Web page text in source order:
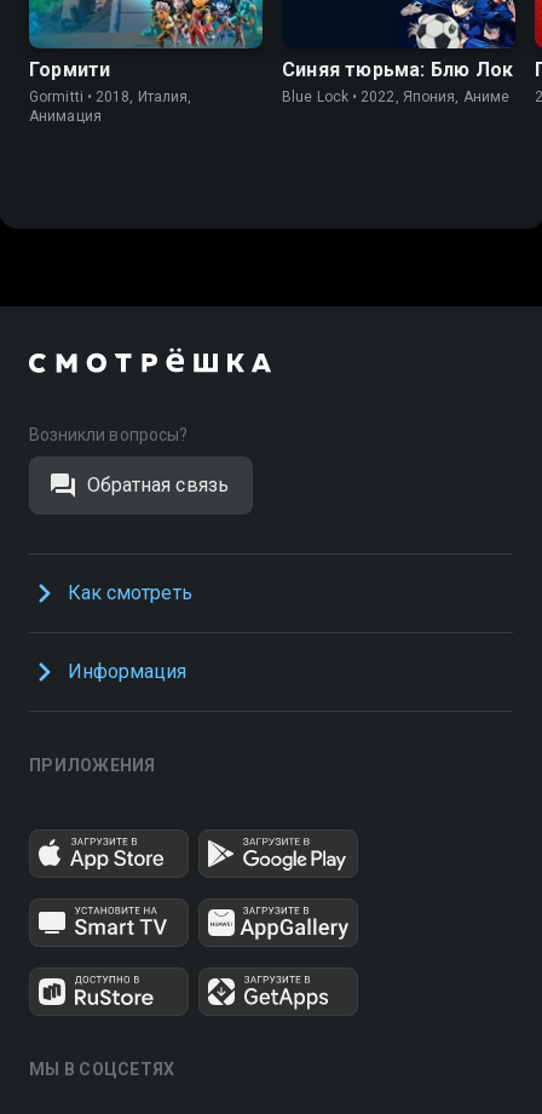
Гормити
Gormitti • 2018, Италия,
Анимация
Синяя тюрьма: Блю Лок
Blue Lock • 2022, Япония, Аниме
Возникли вопросы?
Обратная связь
Как смотреть
Информация
ПРИЛОЖЕНИЯ
МЫ В СОЦСЕТЯХ